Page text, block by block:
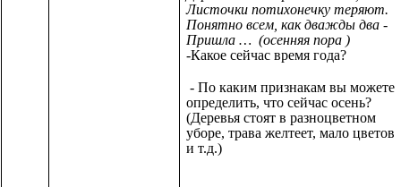
Листочки потихонечку теряют.
Понятно всем, как дважды два -
Пришла … (осенняя пора )
-Какое сейчас время года?
- По каким признакам вы можете
определить, что сейчас осень?
(Деревья стоят в разноцветном
уборе, трава желтеет, мало цветов
и т.д.)